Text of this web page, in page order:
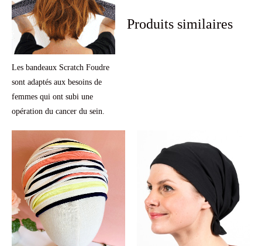
Les bandeaux Scratch Foudre
sont adaptés aux besoins de
femmes qui ont subi une
opération du cancer du sein.
Produits similaires